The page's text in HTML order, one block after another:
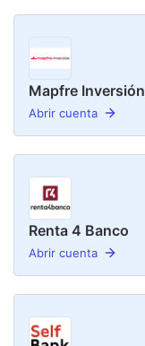
Mapfre Inversión
Abrir cuenta
Renta 4 Banco
Abrir cuenta